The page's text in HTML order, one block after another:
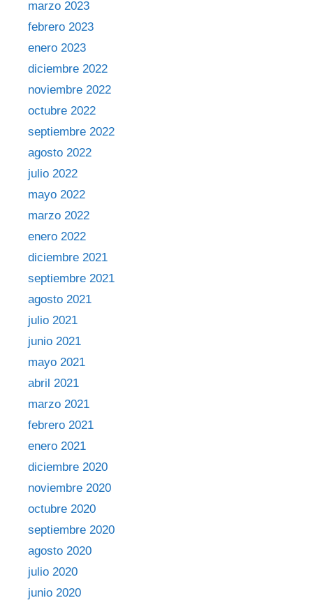
marzo 2023
febrero 2023
enero 2023
diciembre 2022
noviembre 2022
octubre 2022
septiembre 2022
agosto 2022
julio 2022
mayo 2022
marzo 2022
enero 2022
diciembre 2021
septiembre 2021
agosto 2021
julio 2021
junio 2021
mayo 2021
abril 2021
marzo 2021
febrero 2021
enero 2021
diciembre 2020
noviembre 2020
octubre 2020
septiembre 2020
agosto 2020
julio 2020
junio 2020